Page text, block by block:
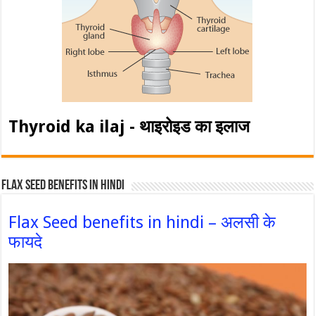
Thyroid ka ilaj - थाइरोइड का इलाज
Flax Seed Benefits in hindi
Flax Seed benefits in hindi – अलसी के
फायदे